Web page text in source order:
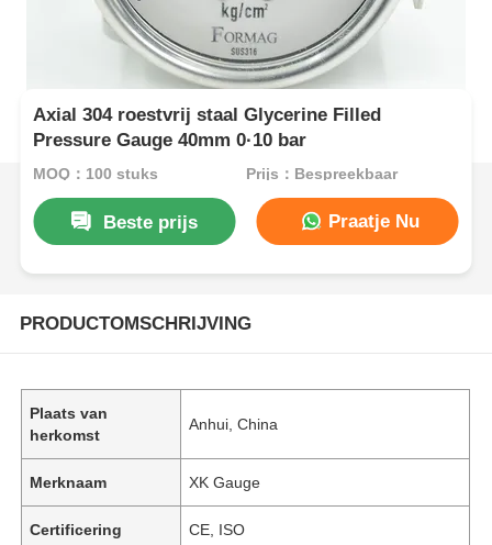
Axial 304 roestvrij staal Glycerine Filled
Pressure Gauge 40mm 0·10 bar
MOQ：100 stuks Prijs：Bespreekbaar
Beste prijs Praatje Nu
PRODUCTOMSCHRIJVING
Plaats van
herkomst
Anhui, China
Merknaam XK Gauge
Certificering CE, ISO